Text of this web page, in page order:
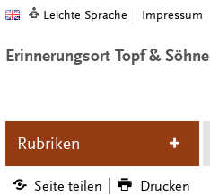
Leichte Sprache Impressum
Erinnerungsort Topf & Söhne
Rubriken
Seite teilen Drucken